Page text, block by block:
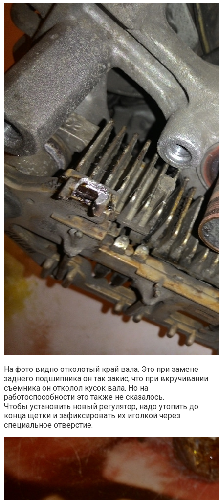
На фото видно отколотый край вала. Это при замене
заднего подшипника он так закис, что при вкручивании
съемника он отколол кусок вала. Но на
работоспособности это также не сказалось.
Чтобы установить новый регулятор, надо утопить до
конца щетки и зафиксировать их иголкой через
специальное отверстие.